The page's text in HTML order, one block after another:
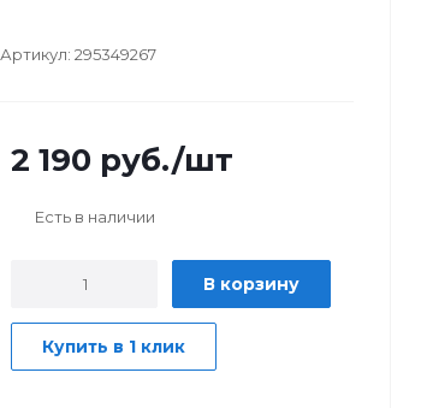
Артикул: 295349267
2 190 руб./шт
Есть в наличии
В корзину
Купить в 1 клик